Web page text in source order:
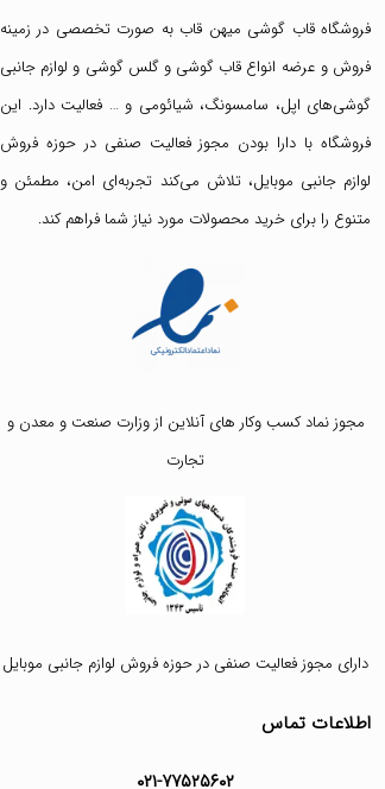
فروشگاه قاب گوشی میهن قاب به صورت تخصصی در زمینه
فروش و عرضه انواع قاب گوشی وگلس گوشی و لوازم جانبی
گوشی‌های اپل، سامسونگ، شیائومی و … فعالیت دارد. این
فروشگاه با دارا بودن مجوز فعالیت صنفی در حوزه فروش
لوازم جانبی موبایل، تلاش می‌کند تجربه‌ای امن، مطمئن و
متنوع را برای خرید محصولات مورد نیاز شما فراهم کند.
مجوز نماد کسب وکار های آنلاین از وزارت صنعت و معدن و
تجارت
دارای مجوز فعالیت صنفی در حوزه فروش لوازم جانبی موبایل
اطلاعات تماس
۰۲۱-۷۷۵۲۵۶۰۲